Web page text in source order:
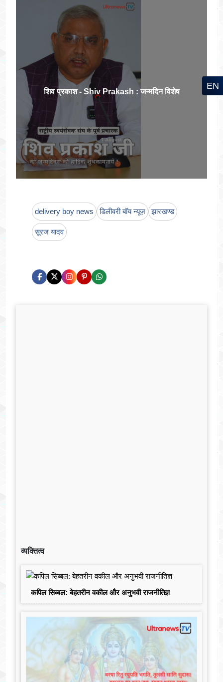
शिव प्रकाश - Shiv Prakash : जन्मदिन विशेष
delivery boy news डिलीवरी बॉय न्यूज़ झारखण्ड
सूरज यादव
व्यक्तित्व
कपिल सिब्बल: बेहतरीन वकील और अनुभवी राजनीतिज्ञ
EN